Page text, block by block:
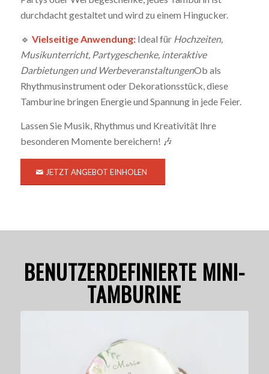
durchdacht gestaltet und wird zu einem Hingucker.
🔹 Vielseitige Anwendung:Ideal für Hochzeiten,
Musikunterricht, Partygeschenke, interaktive
Darbietungen und WerbeveranstaltungenOb als
Rhythmusinstrument oder Dekorationsstück, diese
Tamburine bringen Energie und Spannung in jede Feier.
Lassen Sie Musik, Rhythmus und Kreativität Ihre
besonderen Momente bereichern! 🎶
JETZT ANGEBOT EINHOLEN
BENUTZERDEFINIERTE MINI-
TAMBURINE